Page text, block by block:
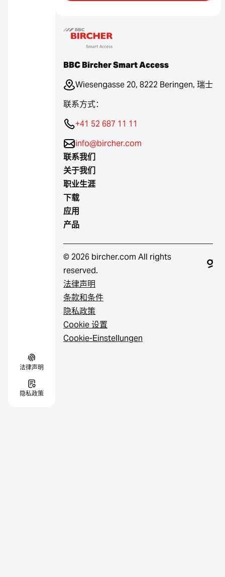
法律声明
隐私政策
BBC Bircher Smart Access
Wiesengasse 20, 8222 Beringen, 瑞士
联系方式：
+41 52 687 11 11
info@bircher.com
联系我们
关于我们
职业生涯
下载
应用
产品
© 2026 bircher.com All rights
reserved.
法律声明
条款和条件
隐私政策
Cookie 设置
Cookie-Einstellungen